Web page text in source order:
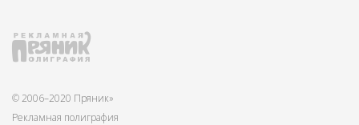
© 2006–2020 Пряник»
Рекламная полиграфия